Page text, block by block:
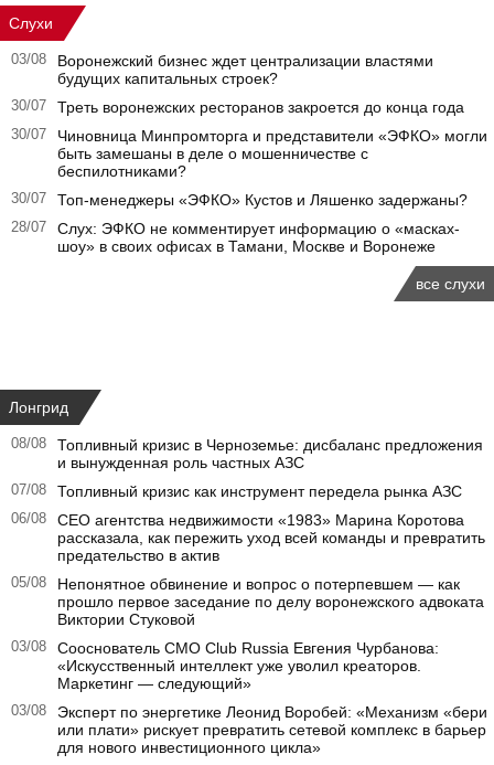
Слухи
03/08
Воронежский бизнес ждет централизации властями
будущих капитальных строек?
30/07 Треть воронежских ресторанов закроется до конца года
30/07
Чиновница Минпромторга и представители «ЭФКО» могли
быть замешаны в деле о мошенничестве с
беспилотниками?
30/07 Топ-менеджеры «ЭФКО» Кустов и Ляшенко задержаны?
28/07
Слух: ЭФКО не комментирует информацию о «масках-
шоу» в своих офисах в Тамани, Москве и Воронеже
все слухи
Лонгрид
08/08
Топливный кризис в Черноземье: дисбаланс предложения
и вынужденная роль частных АЗС
07/08 Топливный кризис как инструмент передела рынка АЗС
06/08
CEO агентства недвижимости «1983» Марина Коротова
рассказала, как пережить уход всей команды и превратить
предательство в актив
05/08
Непонятное обвинение и вопрос о потерпевшем — как
прошло первое заседание по делу воронежского адвоката
Виктории Стуковой
03/08
Сооснователь CMO Club Russia Евгения Чурбанова:
«Искусственный интеллект уже уволил креаторов.
Маркетинг — следующий»
03/08
Эксперт по энергетике Леонид Воробей: «Механизм «бери
или плати» рискует превратить сетевой комплекс в барьер
для нового инвестиционного цикла»